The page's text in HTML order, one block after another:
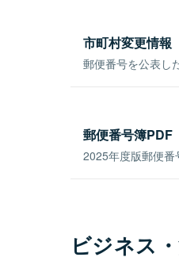
市町村変更情報
郵便番号を公表し
郵便番号簿PDF
2025年度版郵便番
ビジネス